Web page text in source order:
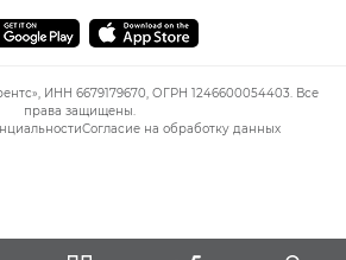
ИНН 6679179670, ОГРН 1246600054403. Все
права защищены.
Согласие на обработку данных